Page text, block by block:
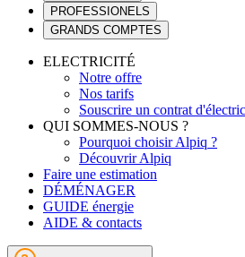
PROFESSIONELS
GRANDS COMPTES
ELECTRICITÉ
Notre offre
Nos tarifs
Souscrire un contrat
QUI SOMMES-NOUS ?
Pourquoi choisir Alpiq ?
Découvrir Alpiq
Faire une estimation
DÉMÉNAGER
GUIDE énergie
AIDE & contacts